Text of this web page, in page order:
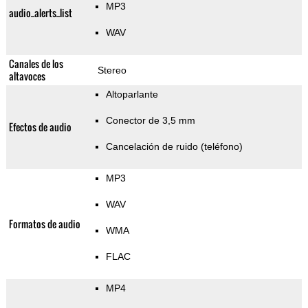
audio_alerts_list MP3
WAV
Canales de los
altavoces
Stereo
Efectos de audio
Altoparlante
Conector de 3,5 mm
Cancelación de ruido (teléfono)
Formatos de audio
MP3
WAV
WMA
FLAC
MP4